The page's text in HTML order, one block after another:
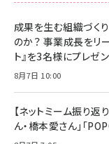
成果を生む組織づく
のか？ 事業成長をリ
ト』を3名様にプレゼ
8月7日 10:00
【ネットミーム振り返
ん・橋本愛さん」「